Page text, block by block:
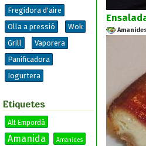
Fregidora d'aire
Olla a pressió
Wok
Grill
Vaporera
Panificadora
Iogurtera
Etiquetes
Alt Empordà
Amanida Amanides